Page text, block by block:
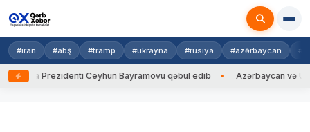
#iran #abş #tramp #ukrayna #rusiya #azərbaycan
Prezidenti Ceyhun Bayramovu qəbul edib Azərbaycan və